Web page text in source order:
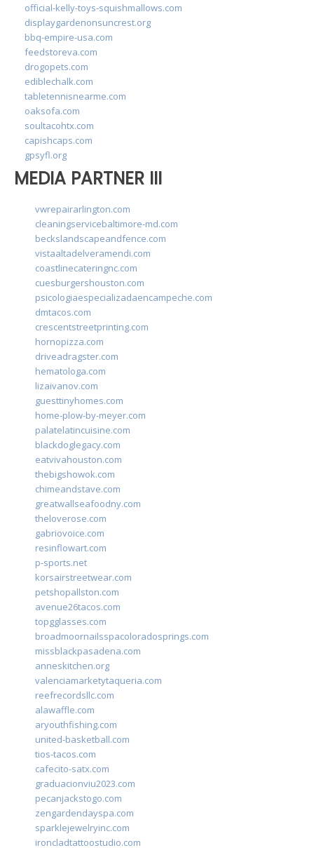
official-kelly-toys-squishmallows.com
displaygardenonsuncrest.org
bbq-empire-usa.com
feedstoreva.com
drogopets.com
ediblechalk.com
tabletennisnearme.com
oaksofa.com
soultacohtx.com
capishcaps.com
gpsyfl.org
MEDIA PARTNER III
vwrepairarlington.com
cleaningservicebaltimore-md.com
beckslandscapeandfence.com
vistaaltadelveramendi.com
coastlinecateringnc.com
cuesburgershouston.com
psicologiaespecializadaencampeche.com
dmtacos.com
crescentstreetprinting.com
hornopizza.com
driveadragster.com
hematologa.com
lizaivanov.com
guesttinyhomes.com
home-plow-by-meyer.com
palatelatincuisine.com
blackdoglegacy.com
eatvivahouston.com
thebigshowok.com
chimeandstave.com
greatwallseafoodny.com
theloverose.com
gabriovoice.com
resinflowart.com
p-sports.net
korsairstreetwear.com
petshopallston.com
avenue26tacos.com
topgglasses.com
broadmoornailsspacoloradosprings.com
missblackpasadena.com
anneskitchen.org
valenciamarketytaqueria.com
reefrecordsllc.com
alawaffle.com
aryouthfishing.com
united-basketball.com
tios-tacos.com
cafecito-satx.com
graduacionviu2023.com
pecanjackstogo.com
zengardendayspa.com
sparklejewelryinc.com
ironcladtattoostudio.com